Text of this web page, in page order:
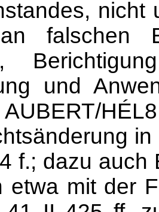
nicht
falschen
und
f.; dazu auch
etwa mit der